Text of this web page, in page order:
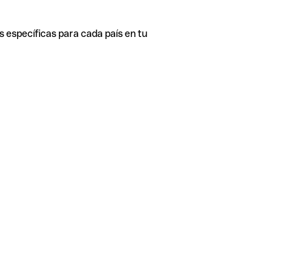
específicas para cada país en tu